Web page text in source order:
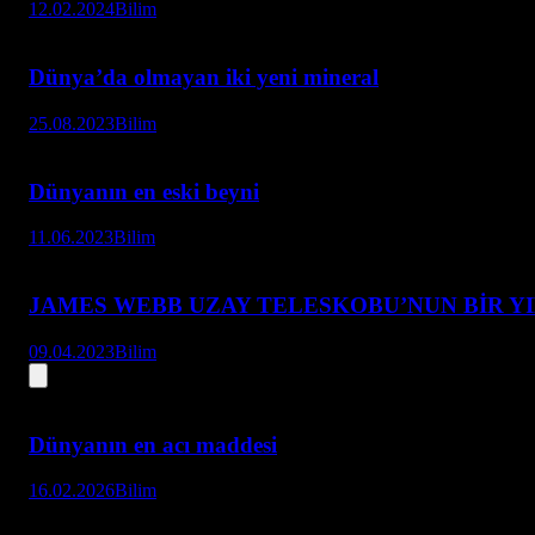
12.02.2024Bilim
Dünya’da olmayan iki yeni mineral
25.08.2023Bilim
Dünyanın en eski beyni
11.06.2023Bilim
JAMES WEBB UZAY TELESKOBU’NUN BİR
09.04.2023Bilim
Dünyanın en acı maddesi
16.02.2026Bilim